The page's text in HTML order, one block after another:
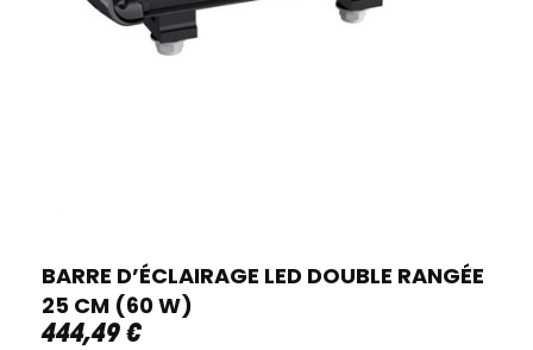
BARRE D’ÉCLAIRAGE LED DOUBLE RANGÉE
25 CM (60 W)
444,49 €